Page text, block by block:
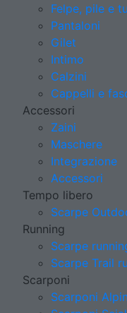
Felpe, pile e
Pantaloni
Gilet
Intimo
Calzini
Cappelli e
Accessori
Zaini
Maschere
Integrazione
Accessori
Tempo libero
Scarpe
Running
Scarpe
Scarpe Trail
Scarponi
Scarponi